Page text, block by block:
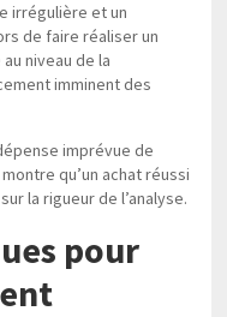
irrégulière et un
de faire réaliser un
niveau de la
imminent des
imprévue de
qu’un achat réussi
la rigueur de l’analyse.
pour